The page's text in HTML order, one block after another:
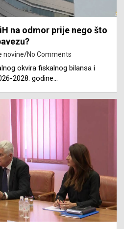
na odmor prije nego što
novine No Comments
okvira fiskalnog bilansa i
2028. godine…